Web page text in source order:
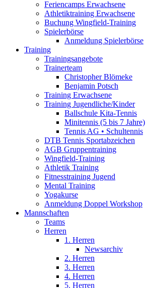
Feriencamps Erwachsene
Athletiktraining Erwachsene
Buchung Wingfield-Training
Spielerbörse
Anmeldung Spielerbörse
Training
Trainingsangebote
Trainerteam
Christopher Blömeke
Benjamin Potsch
Training Erwachsene
Training Jugendliche/Kinder
Ballschule Kita-Tennis
Minitennis (5 bis 7 Jahre)
Tennis AG • Schultennis
DTB Tennis Sportabzeichen
AGB Gruppentraining
Wingfield-Training
Athletik Training
Fitnesstraining Jugend
Mental Training
Yogakurse
Anmeldung Doppel Workshop
Mannschaften
Teams
Herren
1. Herren
Newsarchiv
2. Herren
3. Herren
4. Herren
5. Herren